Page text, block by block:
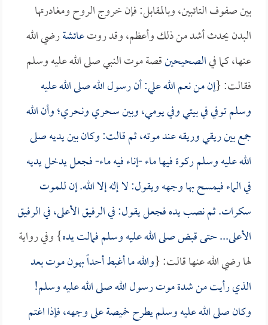
بين صفوف التائبين، وبالمقابل: فإن خروج الروح ومغادرتها
البدن يحدث أشد من ذلك وأعظم، وقد روتعائشةرضي الله
عنها، كما فيالصحيحينقصة موت النبي صلى الله عليه وسلم
فقالت: {إن من نعم الله علي: أن رسول الله صلى الله عليه
وسلم توفي في بيتي وفي يومي، وبين سحري ونحري؛ وأن الله
جمع بين ريقي وريقه عند موته، ثم قالت: وكان بين يديه صلى
الله عليه وسلم ركوة فيها ماء -إناء فيه ماء- فجعل يدخل يديه
في الماء فيمسح بها وجهه ويقول: لا إله إلا الله. إن للموت
سكرات. ثم نصب يده فجعل يقول: في الرفيق الأعلى، في الرفيق
الأعلى... حتى قبض صلى الله عليه وسلم فمالت يده} وفي رواية
لها رضي الله عنها قالت: {والله ما أغبط أحداً بهون موت بعد
الذي رأيت من شدة موت رسول الله صلى الله عليه وسلم!
وكان صلى الله عليه وسلم يطرح خميصة على وجهه، فإذا اغتم